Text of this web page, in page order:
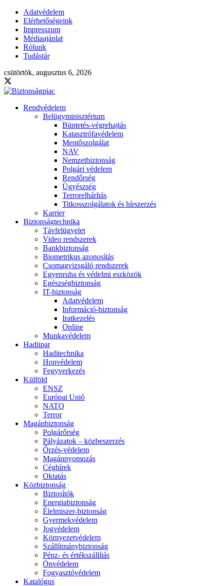
Adatvédelem
Elérhetőségeink
Impresszum
Médiaajánlat
Rólunk
Tudástár
csütörtök, augusztus 6, 2026
Rendvédelem
Belügyminisztérium
Büntetés-végrehajtás
Katasztrófavédelem
Mentőszolgálat
NAV
Nemzetbiztonság
Polgári védelem
Rendőrség
Ügyészség
Terrorelhárítás
Titkosszolgálatok és hírszerzés
Karrier
Biztonságtechnika
Távfelügyelet
Video rendszerek
Bankbiztonság
Biometrikus azonosítás
Csomagvizsgáló rendszerek
Egyenruha és védelmi eszközök
Egészségbiztonság
IT-biztonság
Adatvédelem
Információ-biztonság
Iratkezelés
Online
Munkavédelem
Hadiipar
Haditechnika
Honvédelem
Fegyverkezés
Külföld
ENSZ
Európai Unió
NATO
Terror
Magánbiztonság
Polgárőrség
Pályázatok – közbeszerzés
Őrzés-védelem
Magánnyomozás
Céghírek
Oktatás
Közbiztonság
Biztosítók
Energiabiztonság
Élelmiszer-biztonság
Gyermekvédelem
Jogvédelem
Környezetvédelem
Szállítmánybiztonság
Pénz- és értékszállítás
Önvédelem
Fogyasztóvédelem
Katalógus